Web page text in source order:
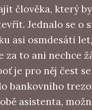
člověka, který
Jednalo se o
asi osmdesáti
za to ani nechce
je pro něj čest se
bankovního
asistenta,